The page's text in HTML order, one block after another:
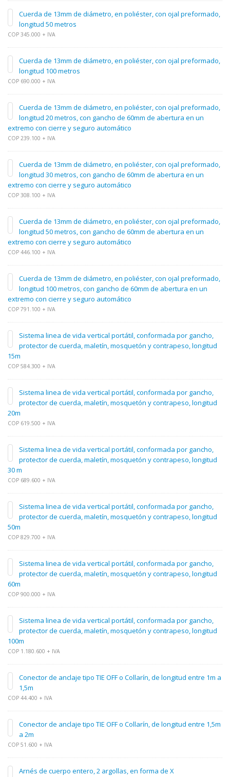
Cuerda de 13mm de diámetro, en poliéster, con ojal preformado,
longitud 50 metros
COP 345.000 + IVA
Cuerda de 13mm de diámetro, en poliéster, con ojal preformado,
longitud 100 metros
COP 690.000 + IVA
Cuerda de 13mm de diámetro, en poliéster, con ojal preformado,
longitud 20 metros, con gancho de 60mm de abertura en un
extremo con cierre y seguro automático
COP 239.100 + IVA
Cuerda de 13mm de diámetro, en poliéster, con ojal preformado,
longitud 30 metros, con gancho de 60mm de abertura en un
extremo con cierre y seguro automático
COP 308.100 + IVA
Cuerda de 13mm de diámetro, en poliéster, con ojal preformado,
longitud 50 metros, con gancho de 60mm de abertura en un
extremo con cierre y seguro automático
COP 446.100 + IVA
Cuerda de 13mm de diámetro, en poliéster, con ojal preformado,
longitud 100 metros, con gancho de 60mm de abertura en un
extremo con cierre y seguro automático
COP 791.100 + IVA
Sistema linea de vida vertical portátil, conformada por gancho,
protector de cuerda, maletín, mosquetón y contrapeso, longitud
15m
COP 584.300 + IVA
Sistema linea de vida vertical portátil, conformada por gancho,
protector de cuerda, maletín, mosquetón y contrapeso, longitud
20m
COP 619.500 + IVA
Sistema linea de vida vertical portátil, conformada por gancho,
protector de cuerda, maletín, mosquetón y contrapeso, longitud
30 m
COP 689.600 + IVA
Sistema linea de vida vertical portátil, conformada por gancho,
protector de cuerda, maletín, mosquetón y contrapeso, longitud
50m
COP 829.700 + IVA
Sistema linea de vida vertical portátil, conformada por gancho,
protector de cuerda, maletín, mosquetón y contrapeso, longitud
60m
COP 900.000 + IVA
Sistema linea de vida vertical portátil, conformada por gancho,
protector de cuerda, maletín, mosquetón y contrapeso, longitud
100m
COP 1.180.600 + IVA
Conector de anclaje tipo TIE OFF o Collarín, de longitud entre 1m a
1,5m
COP 44.400 + IVA
Conector de anclaje tipo TIE OFF o Collarín, de longitud entre 1,5m
a 2m
COP 51.600 + IVA
Arnés de cuerpo entero, 2 argollas, en forma de X